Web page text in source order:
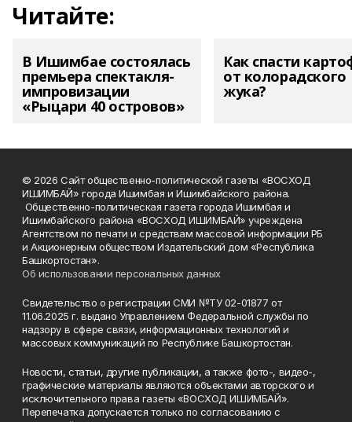
Читайте:
В Ишимбае состоялась
премьера спектакля-
импровизации
«Рыцари 40 островов»
Как спасти
от колорадского
жука?
© 2026 Сайт общественно-политической газеты «ВОСХОД
ИШИМБАЙ» города Ишимбая и Ишимбайского района.
Общественно-политическая газета города Ишимбая и
Ишимбайского района «ВОСХОД ИШИМБАЙ» учреждена
Агентством по печати и средствам массовой информации РБ
и Акционерным обществом Издательский дом «Республика
Башкортостан».
Об использовании персональных данных
Свидетельство о регистрации СМИ №ТУ 02-01877 от
11.06.2025 г. выдано Управлением Федеральной службы по
надзору в сфере связи, информационных технологий и
массовых коммуникаций по Республике Башкортостан.
Новости, статьи, другие публикации, а также фото-, видео-,
графические материалы являются объектами авторского и
исключительного права газеты «ВОСХОД ИШИМБАЙ».
Перепечатка допускается только по согласованию с